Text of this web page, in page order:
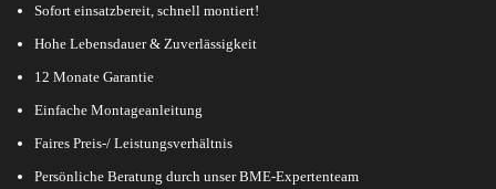
Sofort einsatzbereit, schnell montiert!
Hohe Lebensdauer & Zuverlässigkeit
12 Monate Garantie
Einfache Montageanleitung
Faires Preis-/ Leistungsverhältnis
Persönliche Beratung durch unser BME-Expertenteam